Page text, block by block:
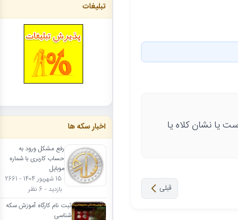
یا نشان کلاه یا
قبلی
تبلیغات
اخبار سکه ها
رفع مشکل ورود به
حساب کاربری با شماره
موبایل
15 شهریور 1404 - 2661
بازدید - 6 نظر
ثبت نام کارگاه آموزش سکه
شناسی